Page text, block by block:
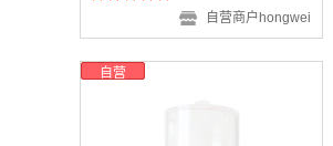
自营商户hongwei
自营